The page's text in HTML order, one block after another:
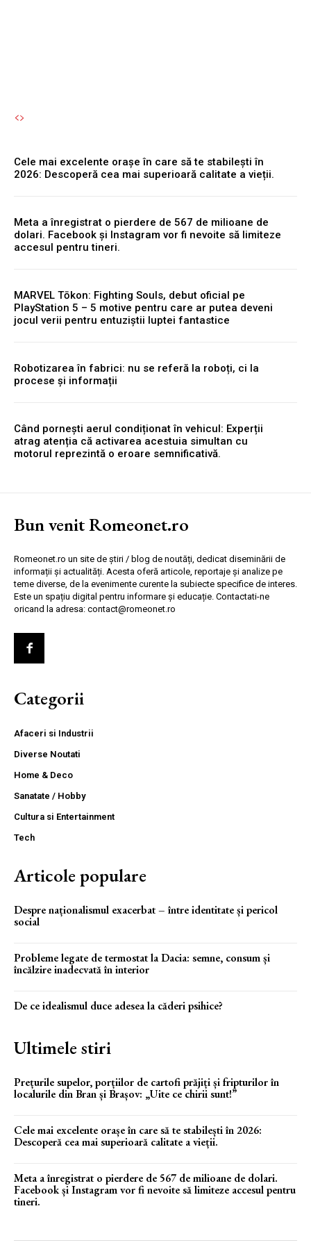
Cele mai excelente orașe în care să te stabilești în
2026: Descoperă cea mai superioară calitate a vieții.
Meta a înregistrat o pierdere de 567 de milioane de
dolari. Facebook și Instagram vor fi nevoite să limiteze
accesul pentru tineri.
MARVEL Tōkon: Fighting Souls, debut oficial pe
PlayStation 5 – 5 motive pentru care ar putea deveni
jocul verii pentru entuziștii luptei fantastice
Robotizarea în fabrici: nu se referă la roboți, ci la
procese și informații
Când pornești aerul condiționat în vehicul: Experții
atrag atenția că activarea acestuia simultan cu
motorul reprezintă o eroare semnificativă.
Bun venit Romeonet.ro
Romeonet.ro un site de știri / blog de noutăți, dedicat diseminării de
informații și actualități. Acesta oferă articole, reportaje și analize pe
teme diverse, de la evenimente curente la subiecte specifice de interes.
Este un spațiu digital pentru informare și educație. Contactati-ne
oricand la adresa: contact@romeonet.ro
Categorii
Afaceri si Industrii
Diverse Noutati
Home & Deco
Sanatate / Hobby
Cultura si Entertainment
Tech
Articole populare
Despre naționalismul exacerbat – între identitate și pericol
social
Probleme legate de termostat la Dacia: semne, consum și
încălzire inadecvată în interior
De ce idealismul duce adesea la căderi psihice?
Ultimele stiri
Prețurile supelor, porțiilor de cartofi prăjiți și fripturilor în
localurile din Bran și Brașov: „Uite ce chirii sunt!”
Cele mai excelente orașe în care să te stabilești în 2026:
Descoperă cea mai superioară calitate a vieții.
Meta a înregistrat o pierdere de 567 de milioane de dolari.
Facebook și Instagram vor fi nevoite să limiteze accesul pentru
tineri.